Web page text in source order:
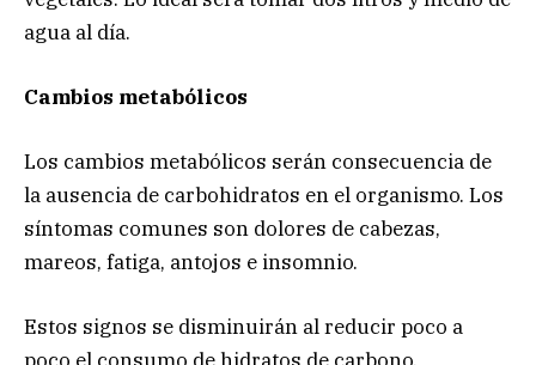
agua al día.
Cambios metabólicos
Los cambios metabólicos serán consecuencia de
la ausencia de carbohidratos en el organismo. Los
síntomas comunes son dolores de cabezas,
mareos, fatiga, antojos e insomnio.
Estos signos se disminuirán al reducir poco a